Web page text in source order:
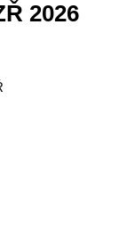
2026